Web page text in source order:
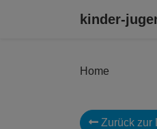
kinder-
Home
Zurück zur